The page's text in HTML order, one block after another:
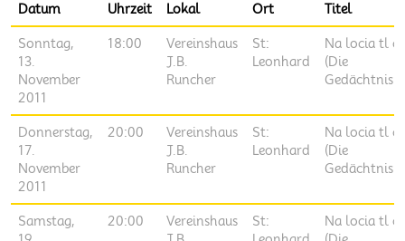
Datum Uhrzeit Lokal Ort Titel
Sonntag,
13.
November
2011
18:00
Vereinshaus
J.B.
Runcher
St:
Leonhard
Na locia tl
(Die
Donnerstag,
17.
November
2011
20:00
Vereinshaus
J.B.
Runcher
St:
Leonhard
Na locia tl
(Die
Samstag,
20:00
Vereinshaus
St:
Na locia tl